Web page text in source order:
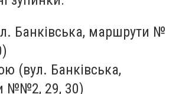
Банківська, маршрути №
(вул. Банківська,
№№2, 29, 30)